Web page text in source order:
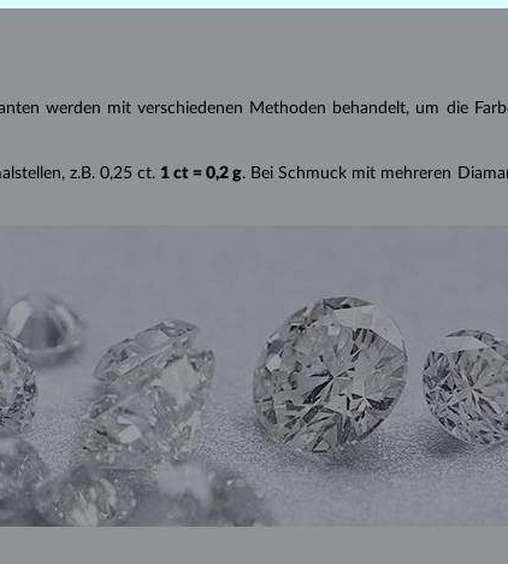
werden mit verschiedenen Methoden behandelt, um die
z.B. 0,25 ct. 1 ct = 0,2 g. Bei Schmuck mit mehreren